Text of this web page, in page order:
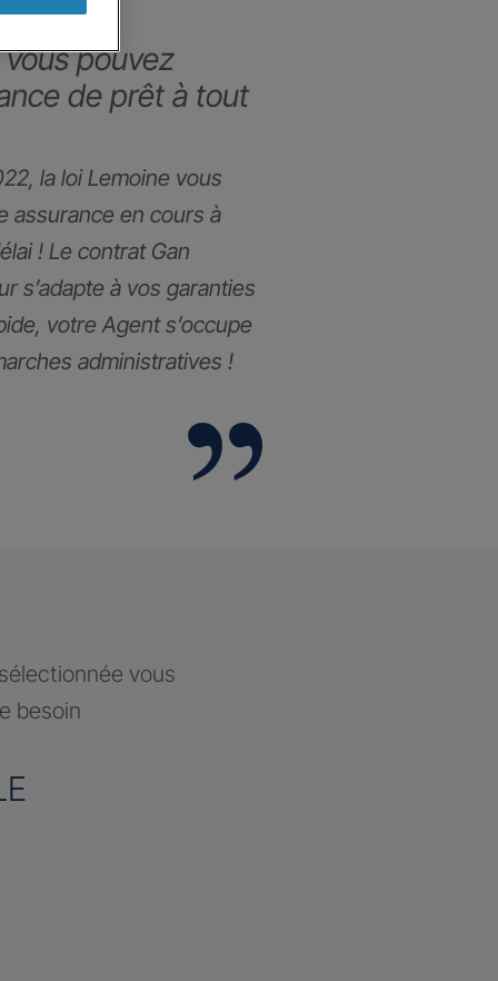
pouvez
de prêt à tout
la loi Lemoine vous
assurance en cours à
! Le contrat Gan
s’adapte à vos garanties
votre Agent s’occupe
administratives !
vous
besoin